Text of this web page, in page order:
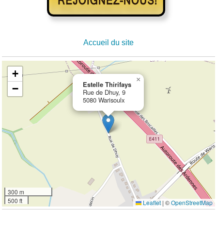
Accueil du site
Estelle Thirifays
Rue de Dhuy, 9
5080 Warisoulx
×
+
−
300 m
500 ft
Leaflet | ©OpenStreetMap